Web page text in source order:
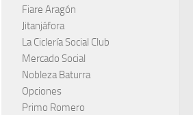
Fiare Aragón
Jitanjáfora
La Ciclería Social Club
Mercado Social
Nobleza Baturra
Opciones
Primo Romero